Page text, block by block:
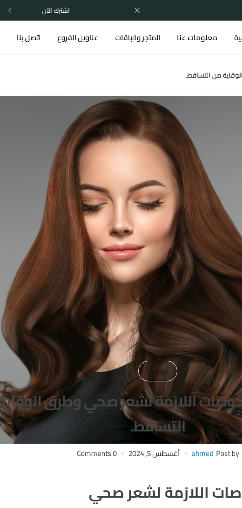
اشترك الآن
معلومات عنا المتجر والباقات عناوين الفروع اتصل بنا
من التساقط.
مقالات
اللازمة لشعر صحي وطرق
التساقط.
Post by
ahmed أغسطس 5, 2024 0 Comments
اللازمة لشعر صحي